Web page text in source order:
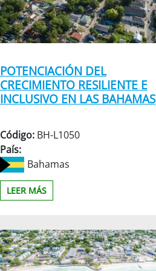
POTENCIACIÓN DEL
CRECIMIENTO RESILIENTE E
INCLUSIVO EN LAS BAHAMAS
Código: BH-L1050
País:
Bahamas
LEER MÁS